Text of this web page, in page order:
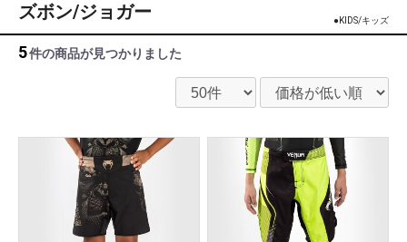
●KIDS/キッズ
ズボン/ジョガー
5件の商品が見つかりました